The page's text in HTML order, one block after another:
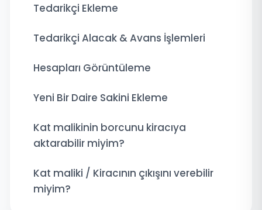
Tedarikçi Ekleme
Tedarikçi Alacak & Avans İşlemleri
Hesapları Görüntüleme
Yeni Bir Daire Sakini Ekleme
Kat malikinin borcunu kiracıya
aktarabilir miyim?
Kat maliki / Kiracının çıkışını verebilir
miyim?